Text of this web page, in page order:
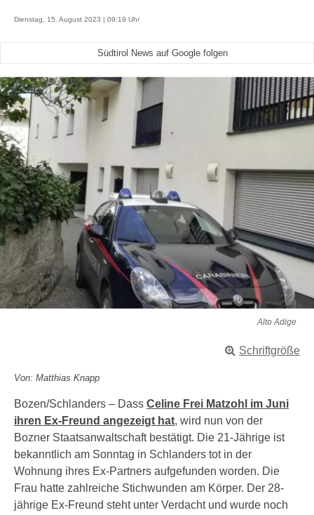
Dienstag, 15. August 2023 | 09:19 Uhr
Südtirol News auf Google folgen
Alto Adige
Schriftgröße
Von: Matthias Knapp
Bozen/Schlanders – Dass Celine Frei Matzohl im Juni
ihren Ex-Freund angezeigt hat, wird nun von der
Bozner Staatsanwaltschaft bestätigt. Die 21-Jährige ist
bekanntlich am Sonntag in Schlanders tot in der
Wohnung ihres Ex-Partners aufgefunden worden. Die
Frau hatte zahlreiche Stichwunden am Körper. Der 28-
jährige Ex-Freund steht unter Verdacht und wurde noch